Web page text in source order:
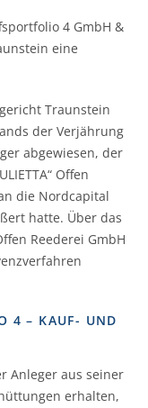
4 GmbH &
eine
Traunstein
der Verjährung
abgewiesen, der
Offen
die Nordcapital
hatte. Über das
Reederei GmbH
4 – KAUF- UND
Anleger aus seiner
erhalten,